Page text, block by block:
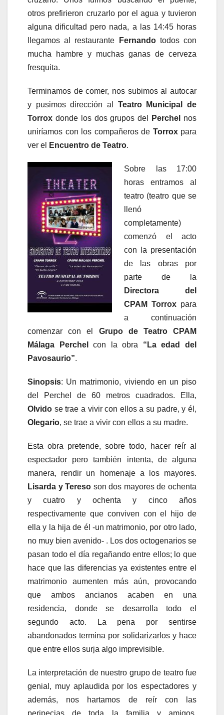
otros prefirieron cruzarlo por el agua y tuvieron
alguna dificultad pero nada, a las 14:45 horas
llegamos al restaurante
Fernandotodos con
mucha hambre y muchas ganas de cerveza
fresquita.
Terminamos de comer, nos subimos al autocar
y pusimos dirección al Teatro Municipal de
Torrox donde los dos grupos del Perchel
nos
uniríamos con los compañeros de Torroxpara
ver el
Encuentro de Teatro.
Sobre las 17:00
horas entramos al
teatro (teatro que se
llenó
completamente)
comenzó el acto
con la presentación
de las obras por
parte de la
Directora del
CPAM Torrox para
a continuación
comenzar con el Grupo de Teatro CPAM
Málaga Perchel
con la obra “La edad del
Pavosaurio”.
Sinopsis: Un matrimonio, viviendo en un piso
del Perchel de 60 metros cuadrados. Ella,
Olvido se trae a vivir con ellos a su padre, y él,
Olegario, se trae a vivir con ellos a su madre.
Esta obra pretende, sobre todo, hacer reír al
espectador pero también intenta, de alguna
manera, rendir un homenaje a los mayores.
Lisarda y Tereso son dos mayores de ochenta
y cuatro y ochenta y cinco años
respectivamente que conviven con el hijo de
ella y la hija de él -un matrimonio, por otro lado,
no muy bien avenido- . Los dos octogenarios se
pasan todo el día regañando entre ellos; lo que
hace que las diferencias ya existentes entre el
matrimonio aumenten más aún, provocando
que ambos ancianos acaben en una
residencia, donde se desarrolla todo el
segundo acto. La pena por sentirse
abandonados termina por solidarizarlos y hace
que entre ellos surja algo imprevisible.
La interpretación de nuestro grupo de teatro fue
genial, muy aplaudida por los espectadores y
además, nos hartamos de reír con las